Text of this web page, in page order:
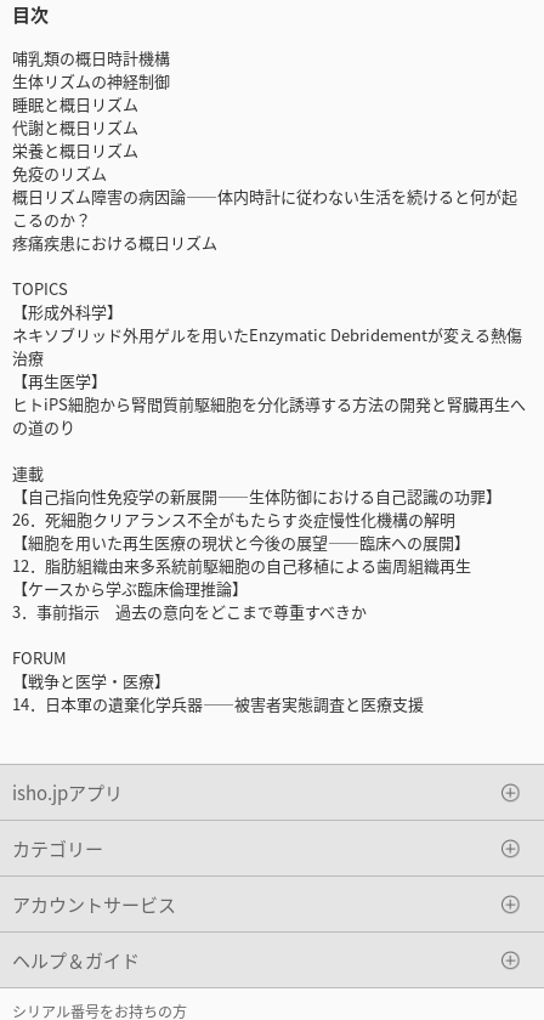
目次
哺乳類の概日時計機構
生体リズムの神経制御
睡眠と概日リズム
代謝と概日リズム
栄養と概日リズム
免疫のリズム
概日リズム障害の病因論――体内時計に従わない生活を続けると何が起
こるのか？
疼痛疾患における概日リズム
TOPICS
【形成外科学】
ネキソブリッド外用ゲルを用いたEnzymatic Debridementが変える熱傷
治療
【再生医学】
ヒトiPS細胞から腎間質前駆細胞を分化誘導する方法の開発と腎臓再生へ
の道のり
連載
【自己指向性免疫学の新展開――生体防御における自己認識の功罪】
26．死細胞クリアランス不全がもたらす炎症慢性化機構の解明
【細胞を用いた再生医療の現状と今後の展望――臨床への展開】
12．脂肪組織由来多系統前駆細胞の自己移植による歯周組織再生
【ケースから学ぶ臨床倫理推論】
3．事前指示 過去の意向をどこまで尊重すべきか
FORUM
【戦争と医学・医療】
14．日本軍の遺棄化学兵器――被害者実態調査と医療支援
isho.jpアプリ
カテゴリー
アカウントサービス
ヘルプ＆ガイド
シリアル番号をお持ちの方